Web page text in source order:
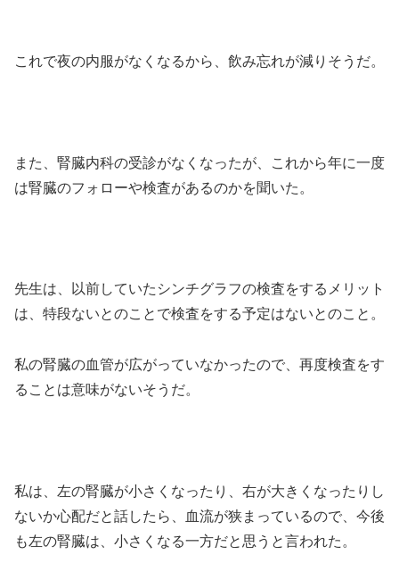
これで夜の内服がなくなるから、飲み忘れが減りそうだ。
また、腎臓内科の受診がなくなったが、これから年に一度
は腎臓のフォローや検査があるのかを聞いた。
先生は、以前していたシンチグラフの検査をするメリット
は、特段ないとのことで検査をする予定はないとのこと。
私の腎臓の血管が広がっていなかったので、再度検査をす
ることは意味がないそうだ。
私は、左の腎臓が小さくなったり、右が大きくなったりし
ないか心配だと話したら、血流が狭まっているので、今後
も左の腎臓は、小さくなる一方だと思うと言われた。